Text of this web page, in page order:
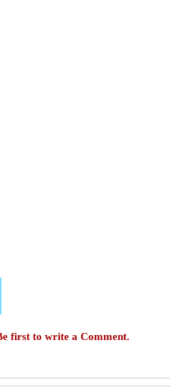
first to write a Comment.